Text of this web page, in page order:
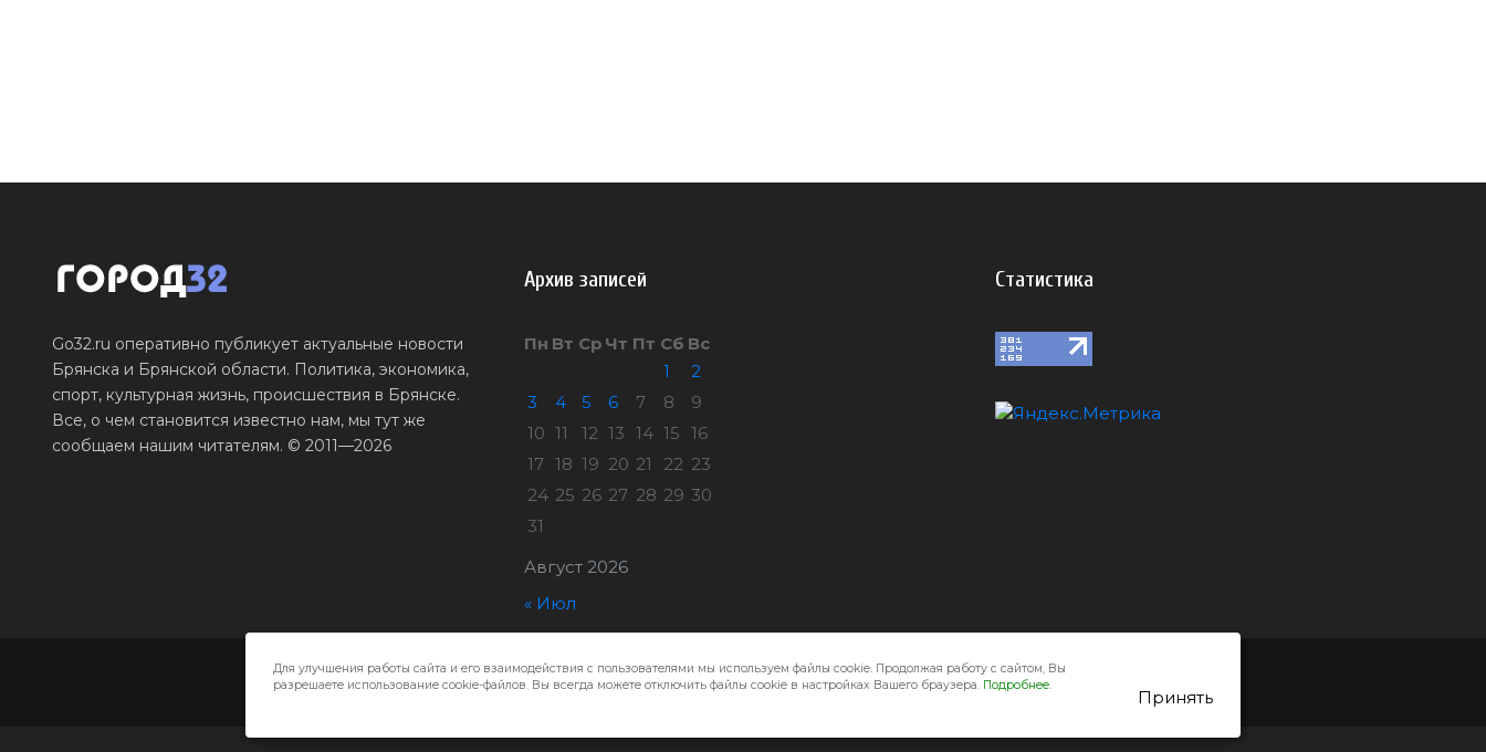
Go32.ru оперативно публикует актуальные новости
Брянска и Брянской области. Политика, экономика,
спорт, культурная жизнь, происшествия в Брянске.
Все, о чем становится известно нам, мы тут же
сообщаем нашим читателям. © 2011—2026
Архив записей
Август 2026
Пн Вт Ср Чт Пт Сб Вс
1
2
3
4 5 6 7 8
9
10 11 12 13 14 15 16
17 18 19 20 21 22 23
24 25 26 27 28 29 30
31
« Июл
Статистика
Город32 © 2026
Для улучшения работы сайта и его взаимодействия с пользователями мы используем файлы cookie. Продолжая работу с сайтом, Вы
разрешаете использование cookie-файлов. Вы всегда можете отключить файлы cookie в настройках Вашего браузера. Подробнее.
Принять